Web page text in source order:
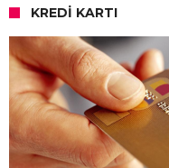
KREDI KARTI